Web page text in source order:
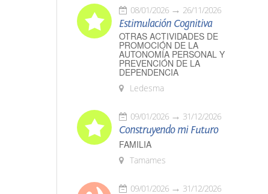
08/01/2026 26/11/2026
Estimulación Cognitiva
OTRAS ACTIVIDADES DE
PROMOCIÓN DE LA
AUTONOMÍA PERSONAL Y
PREVENCIÓN DE LA
DEPENDENCIA
Ledesma
09/01/2026 31/12/2026
Construyendo mi Futuro
FAMILIA
Tamames
09/01/2026 31/12/2026